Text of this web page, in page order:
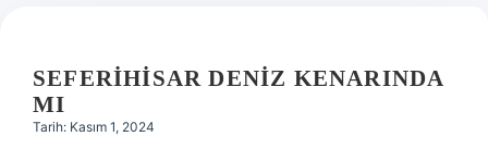
Hakkımızda
SEFERIHISAR DENIZ KENARINDA
MI
Tarih: Kasım 1, 2024